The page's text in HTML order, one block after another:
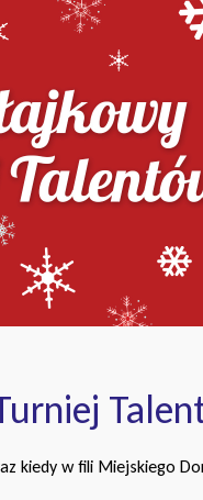
kiedy w fili Miejskiego